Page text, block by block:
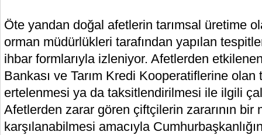
Öte yandan doğal afetlerin tarımsal üretime
orman müdürlükleri tarafından yapılan
ihbar formlarıyla izleniyor. Afetlerden
Bankası ve Tarım Kredi Kooperatiflerine olan
ertelenmesi ya da taksitlendirilmesi ile ilgili
Afetlerden zarar gören çiftçilerin zararının bir
karşılanabilmesi amacıyla